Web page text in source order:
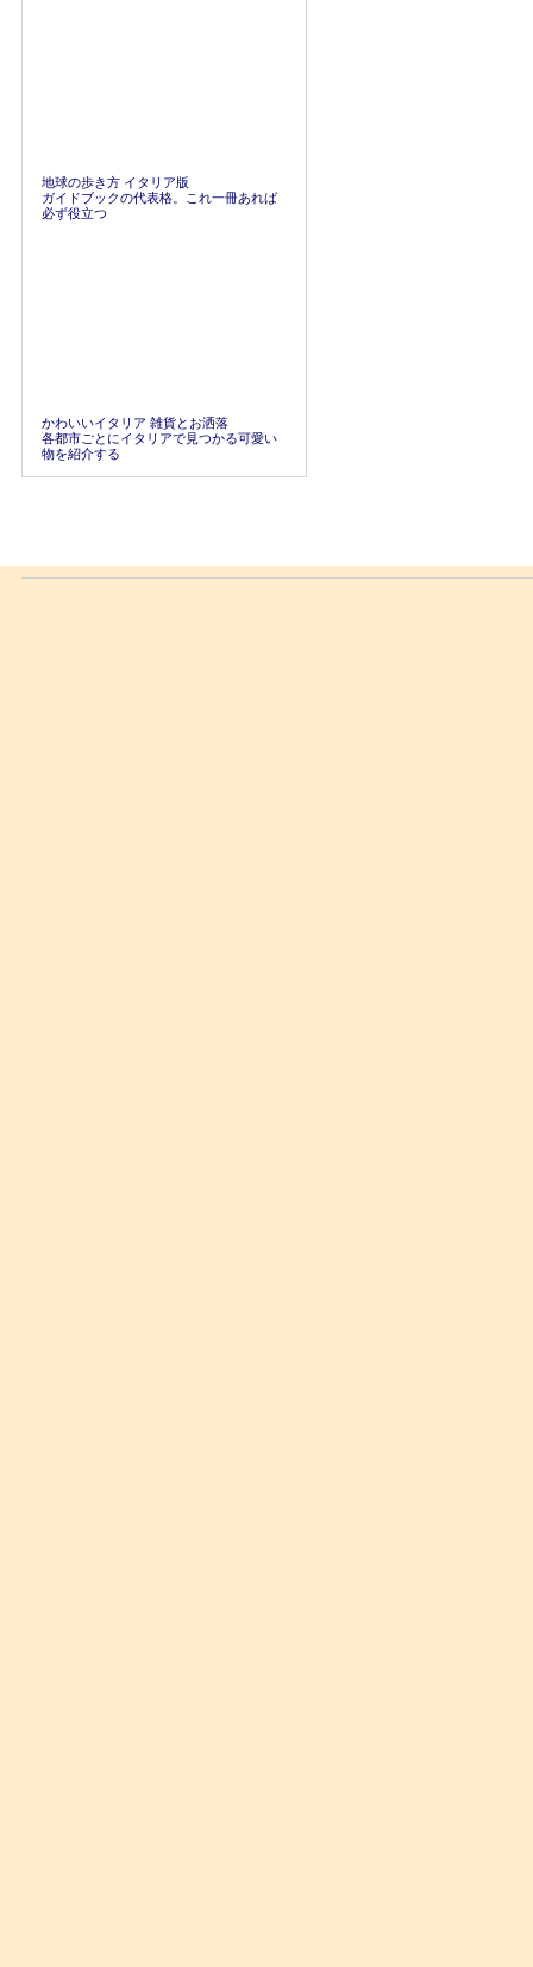
地球の歩き方 イタリア版
ガイドブックの代表格。これ一冊あれば
必ず役立つ
かわいいイタリア 雑貨とお洒落
各都市ごとにイタリアで見つかる可愛い
物を紹介する